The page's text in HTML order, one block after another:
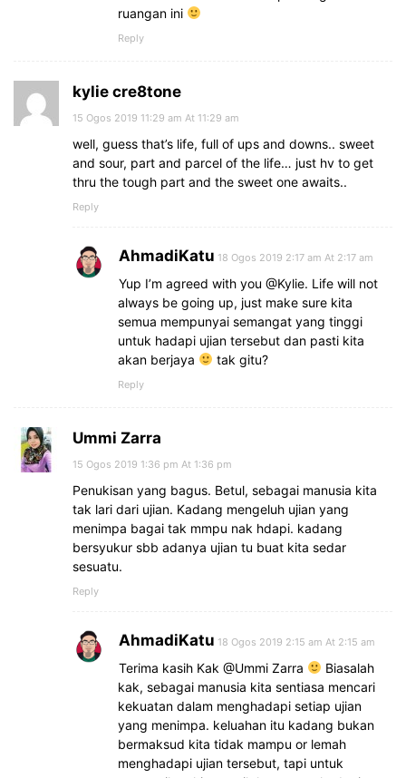
ruangan ini
Reply
kylie cre8tone
15 Ogos 2019 11:29 am At 11:29 am
well, guess that’s life, full of ups and downs.. sweet
and sour, part and parcel of the life… just hv to get
thru the tough part and the sweet one awaits..
Reply
AhmadiKatu 18 Ogos 2019 2:17 am At 2:17 am
Yup I’m agreed with you @Kylie. Life will not
always be going up, just make sure kita
semua mempunyai semangat yang tinggi
untuk hadapi ujian tersebut dan pasti kita
akan berjaya
tak gitu?
Reply
Ummi Zarra
15 Ogos 2019 1:36 pm At 1:36 pm
Penukisan yang bagus. Betul, sebagai manusia kita
tak lari dari ujian. Kadang mengeluh ujian yang
menimpa bagai tak mmpu nak hdapi. kadang
bersyukur sbb adanya ujian tu buat kita sedar
sesuatu.
Reply
AhmadiKatu 18 Ogos 2019 2:15 am At 2:15 am
Terima kasih Kak @Ummi Zarra
Biasalah
kak, sebagai manusia kita sentiasa mencari
kekuatan dalam menghadapi setiap ujian
yang menimpa. keluahan itu kadang bukan
bermaksud kita tidak mampu or lemah
menghadapi ujian tersebut, tapi untuk